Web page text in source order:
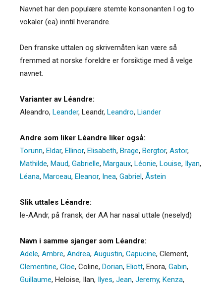
Navnet har den populære stemte konsonanten l og to
vokaler (ea) inntil hverandre.
Den franske uttalen og skrivemåten kan være så
fremmed at norske foreldre er forsiktige med å velge
navnet.
Varianter av Léandre:
Aleandro, Leander, Leandr, Leandro, Liander
Andre som liker Léandre liker også:
Torunn, Eldar, Ellinor, Elisabeth, Brage, Bergtor, Astor,
Mathilde, Maud, Gabrielle, Margaux, Léonie, Louise, Ilyan,
Léana, Marceau, Eleanor, Inea, Gabriel, Åstein
Slik uttales Léandre:
le-AAndr, på fransk, der AA har nasal uttale (neselyd)
Navn i samme sjanger som Léandre:
Adele, Ambre, Andrea, Augustin, Capucine, Clement,
Clementine, Cloe, Coline, Dorian, Eliott, Enora, Gabin,
Guillaume, Heloise, Ilan, Ilyes, Jean, Jeremy, Kenza,